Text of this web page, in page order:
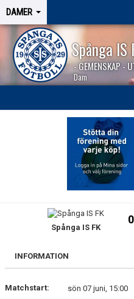
DAMER
Spånga IS
- GEMENSKAP -
Dam
BILDGALLERI
Spånga IS FK
INFORMATION
Matchstart:
sön 07 juni, 15:00